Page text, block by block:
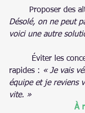
Proposer des
Désolé, on ne peut
voici une autre
Éviter les
rapides : « Je vais
équipe et je reviens
vite. »
À